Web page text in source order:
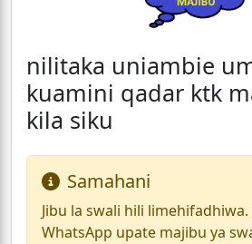
nilitaka uniambie
kuamini qadar ktk
kila siku
Samahani
Jibu la swali hili
WhatsApp upate majibu ya